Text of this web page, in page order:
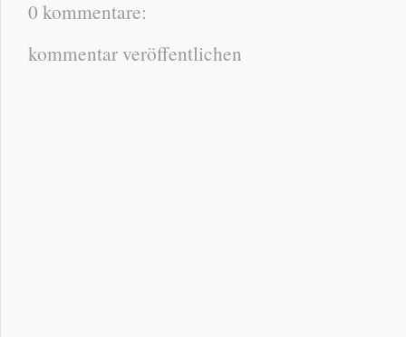
0 kommentare:
kommentar veröffentlichen